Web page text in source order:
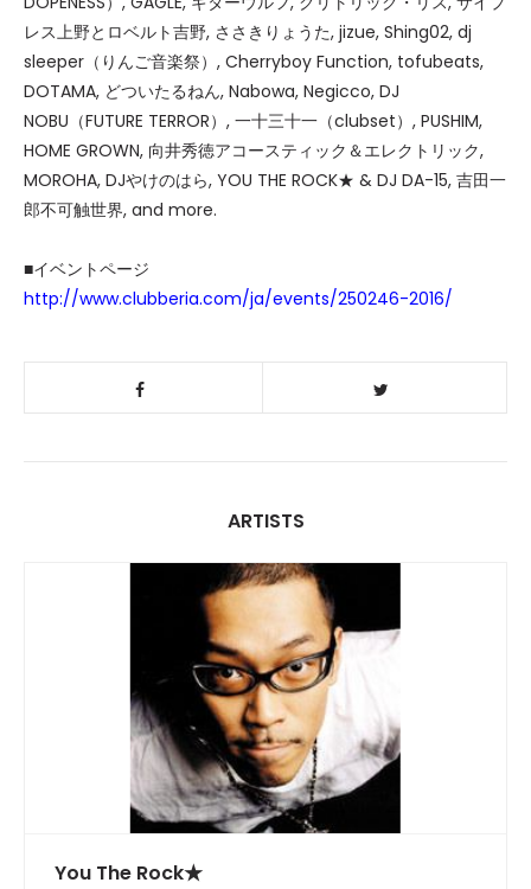
レス上野とロベルト吉野, ささきりょうた, jizue, Shing02, dj
sleeper（りんご音楽祭）, Cherryboy Function, tofubeats,
DOTAMA, どついたるねん, Nabowa, Negicco, DJ
NOBU（FUTURE TERROR）, 一十三十一（clubset）, PUSHIM,
HOME GROWN, 向井秀徳アコースティック＆エレクトリック,
MOROHA, DJやけのはら, YOU THE ROCK★ & DJ DA-15, 吉田一
郎不可触世界, and more.
■イベントページ
http://www.clubberia.com/ja/events/250246-2016/
ARTISTS
You The Rock★